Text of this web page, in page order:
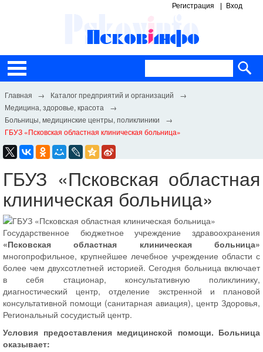
Регистрация Вход
Каталог предприятий и организаций
Медицина, здоровье, красота
Больницы, медицинские центры, поликлиники
ГБУЗ «Псковская областная клиническая больница»
ГБУЗ «Псковская областная
клиническая больница»
Государственное бюджетное учреждение здравоохранения
«Псковская областная клиническая больница»
многопрофильное, крупнейшее лечебное учреждение области с
более чем двухсотлетней историей. Сегодня больница включает
в себя стационар, консультативную поликлинику,
диагностический центр, отделение экстренной и плановой
консультативной помощи (санитарная авиация), центр Здоровья,
Региональный сосудистый центр.
Условия предоставления медицинской помощи. Больница
оказывает: